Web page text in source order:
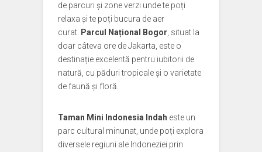
de parcuri și zone verzi unde te poți
relaxa și te poți bucura de aer
curat. Parcul Național Bogor , situat la
doar câteva ore de Jakarta, este o
destinație excelentă pentru iubitorii de
natură, cu păduri tropicale și o varietate
de faună și floră.
Taman Mini Indonesia Indah este un
parc cultural minunat, unde poți explora
diversele regiuni ale Indoneziei prin